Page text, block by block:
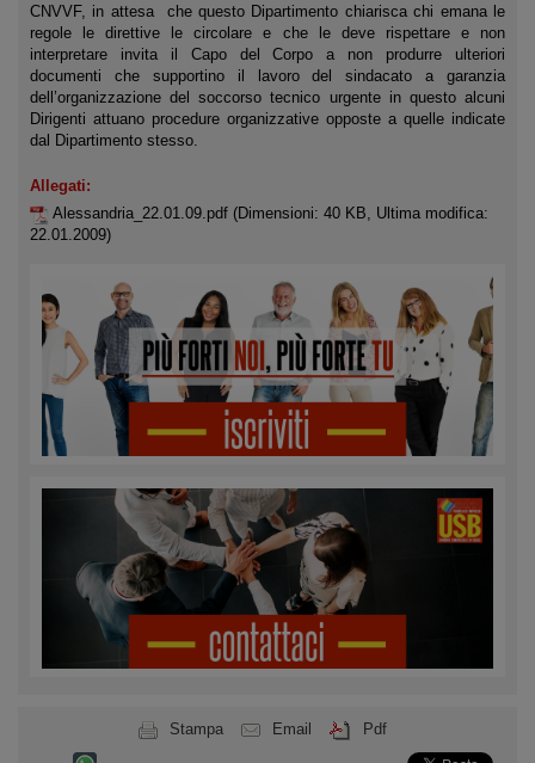
CNVVF, in attesa che questo Dipartimento chiarisca chi emana le
regole le direttive le circolare e che le deve rispettare e non
interpretare invita il Capo del Corpo a non produrre ulteriori
documenti che supportino il lavoro del sindacato a garanzia
dell’organizzazione del soccorso tecnico urgente in questo alcuni
Dirigenti attuano procedure organizzative opposte a quelle indicate
dal Dipartimento stesso.
Allegati:
Alessandria_22.01.09.pdf (Dimensioni: 40 KB, Ultima modifica:
22.01.2009)
Stampa Email Pdf